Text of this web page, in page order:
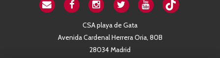
CSA playa de Gata
Avenida Cardenal Herrera Oria, 80B
28034 Madrid